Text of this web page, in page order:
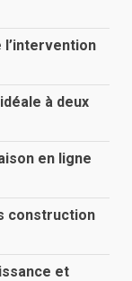
l’intervention
à deux
en ligne
construction
et